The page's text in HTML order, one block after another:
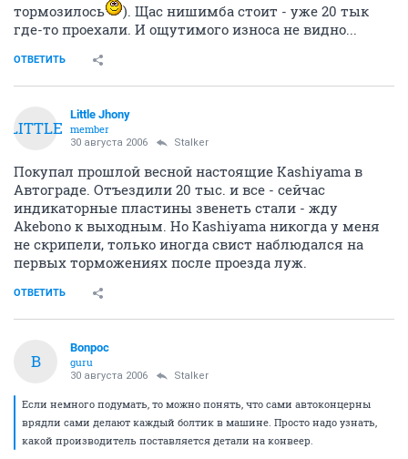
тормозилось
). Щас нишимба стоит - уже 20 тык
где-то проехали. И ощутимого износа не видно...
ОТВЕТИТЬ
LITTLE
Little Jhony
member
30 августа 2006 Stalker
Покупал прошлой весной настоящие Kashiyama в
Автограде. Отъездили 20 тыс. и все - сейчас
индикаторные пластины звенеть стали - жду
Akebono к выходным. Но Kashiyama никогда у меня
не скрипели, только иногда свист наблюдался на
первых торможениях после проезда луж.
ОТВЕТИТЬ
B
Bonpoc
guru
30 августа 2006 Stalker
Если немного подумать, то можно понять, что сами автоконцерны
врядли сами делают каждый болтик в машине. Просто надо узнать,
какой производитель поставляется детали на конвеер.